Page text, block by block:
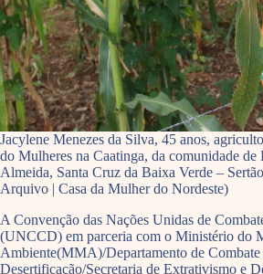
Jacylene Menezes da Silva, 45 anos,
do Mulheres na Caatinga, da comunidade de
Almeida, Santa Cruz da Baixa Verde –
Arquivo | Casa da Mulher do Nordeste)
A Convenção das Nações Unidas de
(UNCCD) em parceria com o Ministério do
Ambiente(MMA)/Departamento de Combate
Desertificação/Secretaria de Extrativismo e